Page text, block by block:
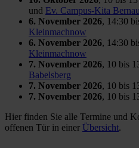
und Ev. Campus-Kita Bernau
6. November 2026, 14:30
Kleinmachnow
6. November 2026, 14:30
Kleinmachnow
7. November 2026, 10 bis
Babelsberg
7. November 2026, 10 bis
7. November 2026, 10 bis
Hier finden Sie alle Termine und
offenen Tür in einer Übersicht.